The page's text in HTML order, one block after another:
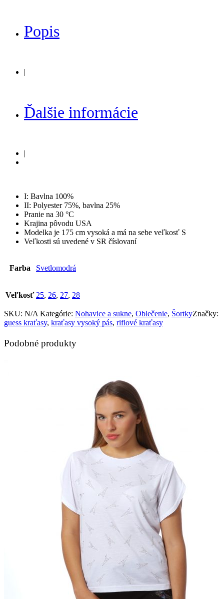
Popis
|
Ďalšie informácie
|
I: Bavlna 100%
II: Polyester 75%, bavlna 25%
Pranie na 30 °C
Krajina pôvodu USA
Modelka je 175 cm vysoká a má na sebe veľkosť S
Veľkosti sú uvedené v SR číslovaní
Farba Svetlomodrá
Veľkosť 25, 26, 27, 28
SKU: N/A Kategórie: Nohavice a sukne, Oblečenie, ŠortkyZnačky:
guess kraťasy, kraťasy vysoký pás, riflové kraťasy
Podobné produkty